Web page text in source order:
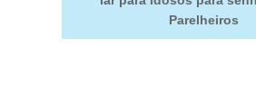
Parelheiros